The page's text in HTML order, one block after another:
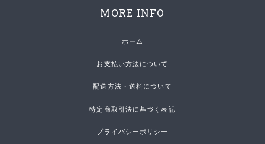
MORE INFO
ホーム
お支払い方法について
配送方法・送料について
特定商取引法に基づく表記
プライバシーポリシー